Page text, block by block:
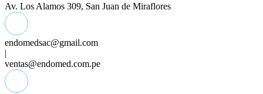
Av. Los Alamos 309, San Juan de Miraflores
endomedsac@gmail.com
|
ventas@endomed.com.pe